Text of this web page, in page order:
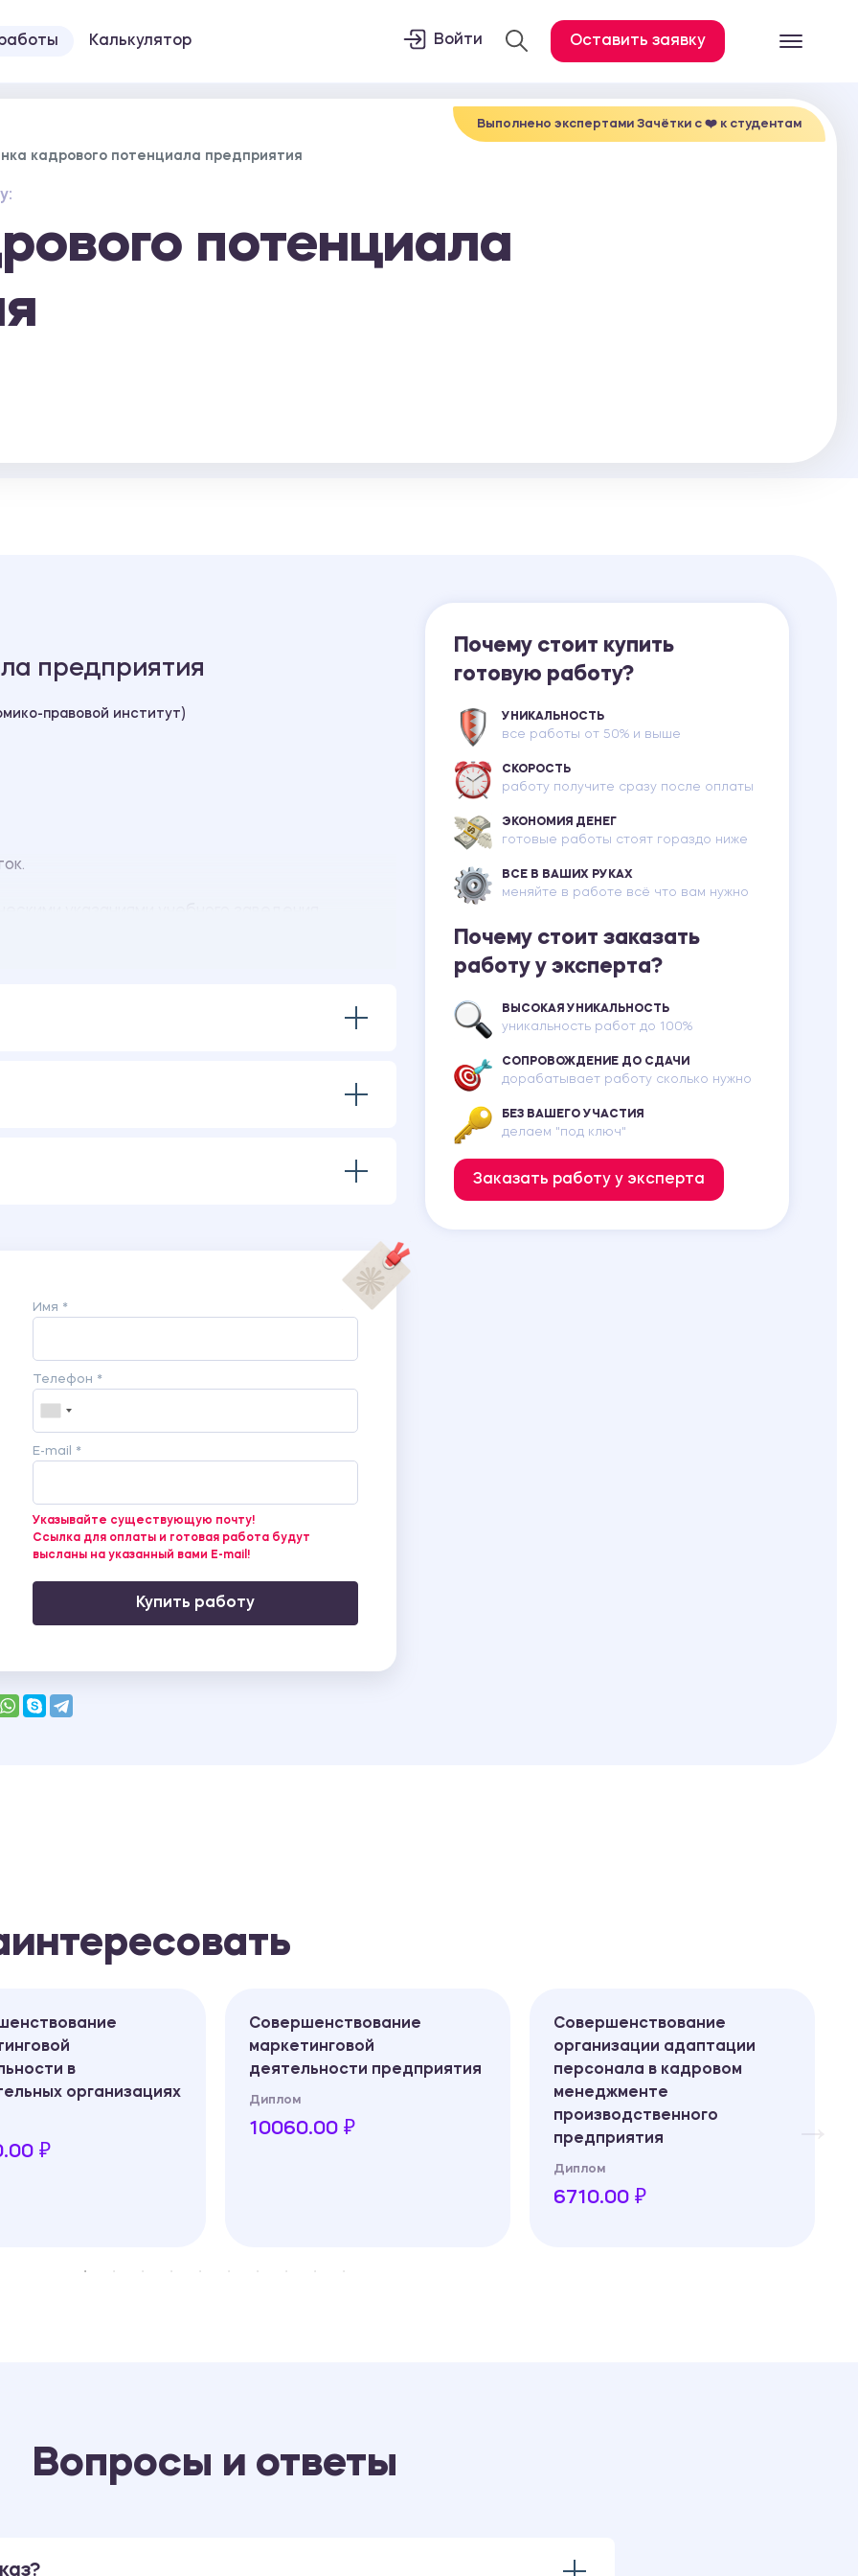
Все услуги
Калькулятор Войти Оставить заявку
Выполнено экспертами Зачётки c ❤️ к студентам
кадрового потенциала предприятия
потенциала
предприятия
правовой институт)
Имя *
Телефон *
E-mail *
Указывайте существующую почту!
Ссылка для оплаты и готовая работа будут
высланы на указанный вами E-mail!
Купить работу
Почему стоит купить
готовую работу?
УНИКАЛЬНОСТЬ
все работы от 50% и выше
СКОРОСТЬ
работу получите сразу после оплаты
ЭКОНОМИЯ ДЕНЕГ
готовые работы стоят гораздо ниже
ВСЕ В ВАШИХ РУКАХ
меняйте в работе всё что вам нужно
Почему стоит заказать
работу у эксперта?
ВЫСОКАЯ УНИКАЛЬНОСТЬ
уникальность работ до 100%
СОПРОВОЖДЕНИЕ ДО СДАЧИ
дорабатывает работу сколько нужно
БЕЗ ВАШЕГО УЧАСТИЯ
делаем "под ключ"
Заказать работу у эксперта
в
организациях
₽
Совершенствование
маркетинговой
деятельности предприятия
Диплом
10060.00 ₽
Совершенствование
организации адаптации
персонала в кадровом
менеджменте
производственного
предприятия
Диплом
6710.00 ₽
Вопросы и ответы